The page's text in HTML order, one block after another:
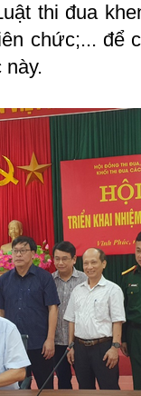
thi đua
chức;... để
này.